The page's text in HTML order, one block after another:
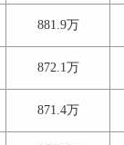
881.9万
872.1万
871.4万